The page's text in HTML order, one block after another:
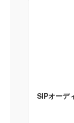
SIPオーデ